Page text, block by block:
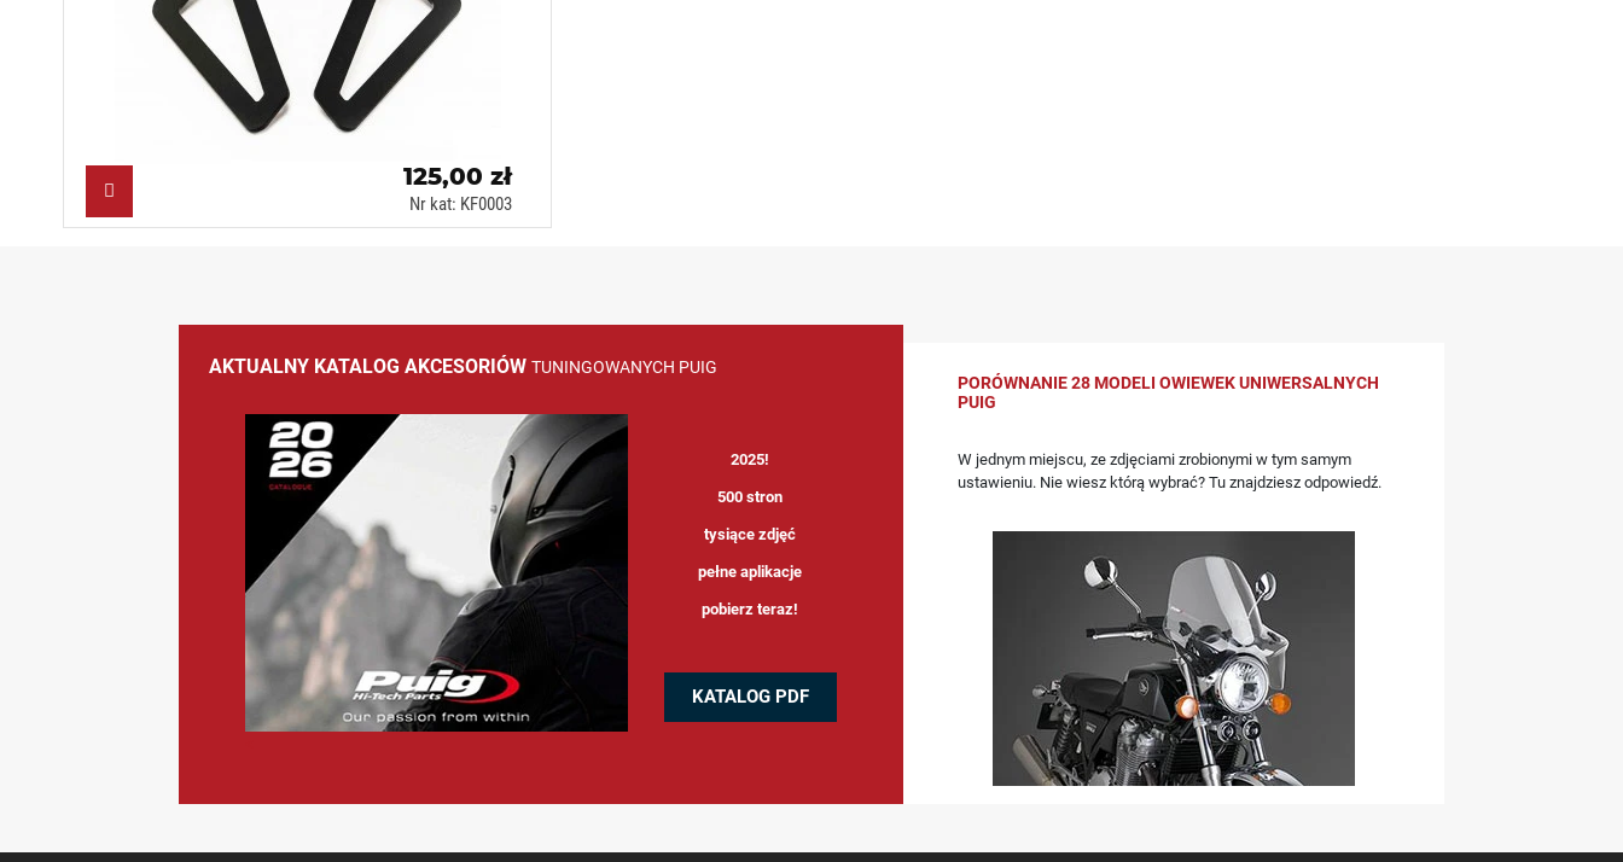
125,00 zł
Nr kat: KF0003
AKTUALNY KATALOG AKCESORIÓW TUNINGOWANYCH PUIG
2025!
500 stron
tysiące zdjęć
pełne aplikacje
pobierz teraz!
KATALOG PDF
PORÓWNANIE 28 MODELI OWIEWEK UNIWERSALNYCH
PUIG
W jednym miejscu, ze zdjęciami zrobionymi w tym samym
ustawieniu. Nie wiesz którą wybrać? Tu znajdziesz odpowiedź.